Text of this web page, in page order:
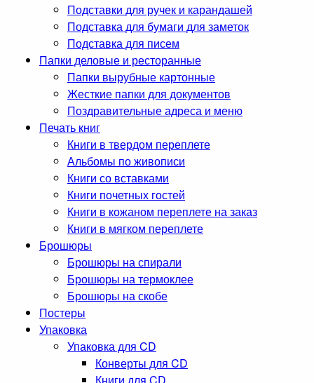
Подставки для ручек и карандашей
Подставка для бумаги для заметок
Подставка для писем
Папки деловые и ресторанные
Папки вырубные картонные
Жесткие папки для документов
Поздравительные адреса и меню
Печать книг
Книги в твердом переплете
Альбомы по живописи
Книги со вставками
Книги почетных гостей
Книги в кожаном переплете на заказ
Книги в мягком переплете
Брошюры
Брошюры на спирали
Брошюры на термоклее
Брошюры на скобе
Постеры
Упаковка
Упаковка для CD
Конверты для CD